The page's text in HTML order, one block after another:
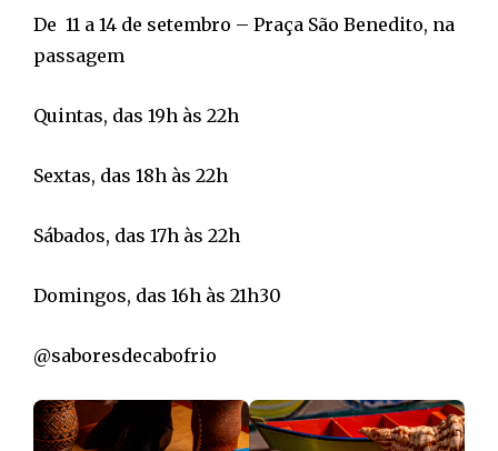
De 11 a 14 de setembro – Praça São Benedito, na
passagem
Quintas, das 19h às 22h
Sextas, das 18h às 22h
Sábados, das 17h às 22h
Domingos, das 16h às 21h30
@saboresdecabofrio